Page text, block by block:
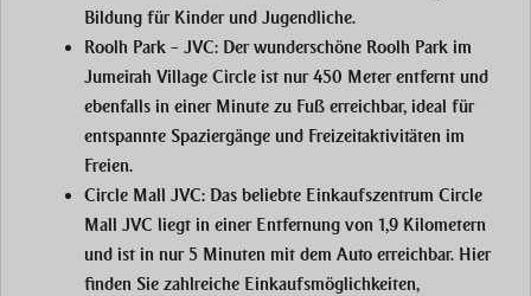
Bildung für Kinder und Jugendliche.
Roolh Park – JVC: Der wunderschöne Roolh Park im
Jumeirah Village Circle ist nur 450 Meter entfernt und
ebenfalls in einer Minute zu Fuß erreichbar, ideal für
entspannte Spaziergänge und Freizeitaktivitäten im
Freien.
Circle Mall JVC: Das beliebte Einkaufszentrum Circle
Mall JVC liegt in einer Entfernung von 1,9 Kilometern
und ist in nur 5 Minuten mit dem Auto erreichbar. Hier
finden Sie zahlreiche Einkaufsmöglichkeiten,